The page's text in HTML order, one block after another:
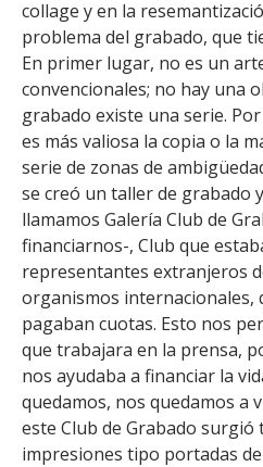
collage y en la
problema del grabado, que
En primer lugar, no es un
convencionales; no hay una
grabado existe una serie.
es más valiosa la copia o la
serie de zonas de
se creó un taller de grabado
llamamos Galería Club de
financiarnos-, Club que
representantes extranjeros
organismos internacionales,
pagaban cuotas. Esto nos
que trabajara en la prensa,
nos ayudaba a financiar la
quedamos, nos quedamos a
este Club de Grabado
impresiones tipo portadas